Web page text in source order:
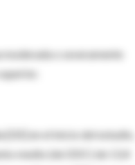
o severamente
[DE] en el inicio del estudio,
medio (de DDC) de 13,4